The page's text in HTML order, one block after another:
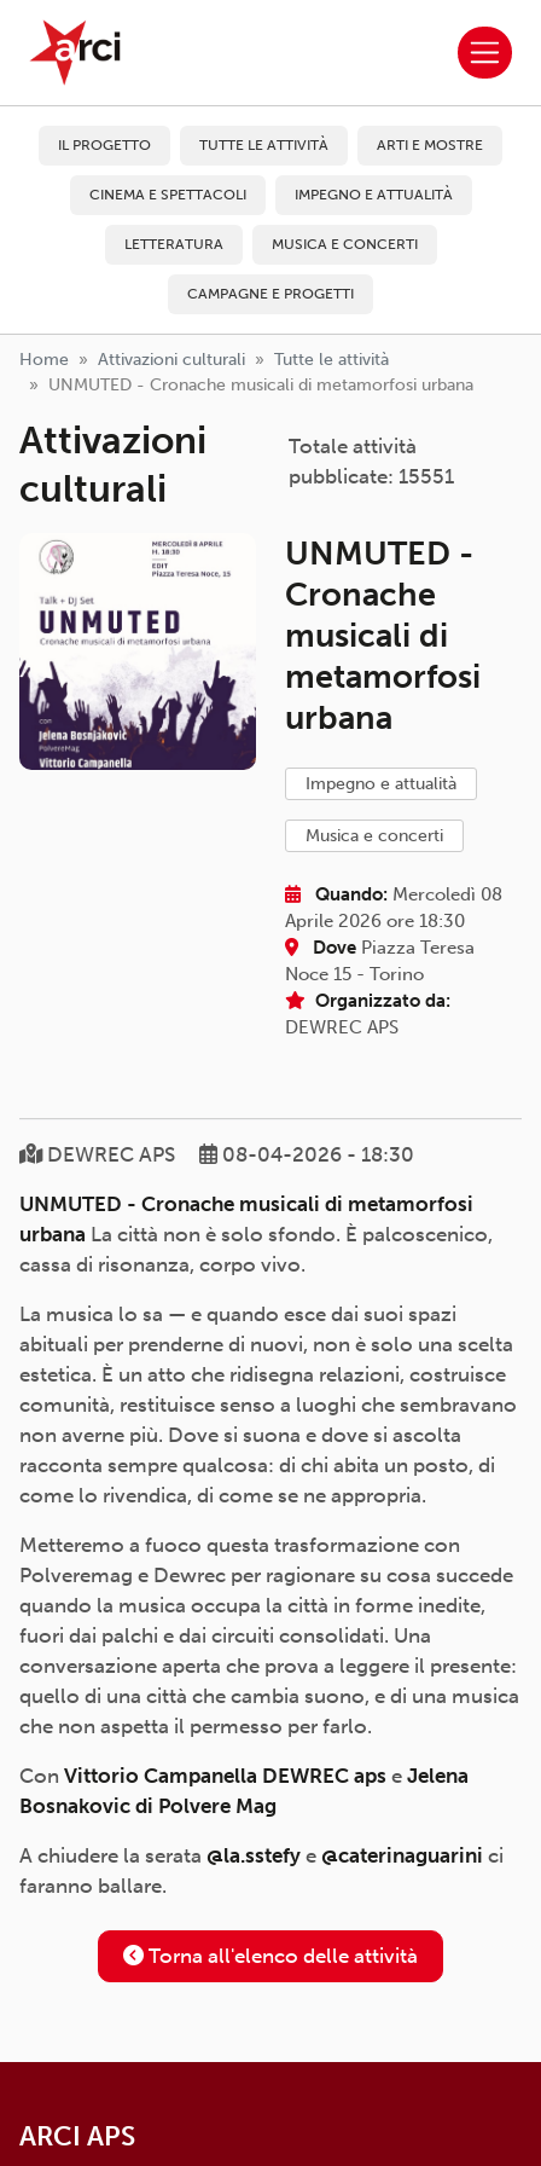
Salta al contenuto principale
ARCI APS
IL PROGETTO TUTTE LE ATTIVITÀ ARTI E MOSTRE
CINEMA E SPETTACOLI IMPEGNO E ATTUALITÀ
LETTERATURA MUSICA E CONCERTI
CAMPAGNE E PROGETTI
Home Attivazioni culturali
Tutte le attività
UNMUTED - Cronache musicali di metamorfosi urbana
Attivazioni
culturali
Totale attività
pubblicate: 15551
UNMUTED -
Cronache
musicali di
metamorfosi
urbana
impegno e attualità
musica e concerti
Quando: Mercoledì 08
Aprile 2026 ore 18:30
Dove Piazza Teresa
Noce 15 - Torino
Organizzato da:
DEWREC APS
DEWREC APS 08-04-2026 - 18:30
UNMUTED - Cronache musicali di metamorfosi
urbana La città non è solo sfondo. È palcoscenico,
cassa di risonanza, corpo vivo.
La musica lo sa — e quando esce dai suoi spazi
abituali per prenderne di nuovi, non è solo una scelta
estetica. È un atto che ridisegna relazioni, costruisce
comunità, restituisce senso a luoghi che sembravano
non averne più. Dove si suona e dove si ascolta
racconta sempre qualcosa: di chi abita un posto, di
come lo rivendica, di come se ne appropria.
Metteremo a fuoco questa trasformazione con
Polveremag e Dewrec per ragionare su cosa succede
quando la musica occupa la città in forme inedite,
fuori dai palchi e dai circuiti consolidati. Una
conversazione aperta che prova a leggere il presente:
quello di una città che cambia suono, e di una musica
che non aspetta il permesso per farlo.
Con Vittorio Campanella DEWREC aps e Jelena
Bosnakovic di Polvere Mag
A chiudere la serata @la.sstefy e @caterinaguarini ci
faranno ballare.
Torna all'elenco delle attività
ARCI APS